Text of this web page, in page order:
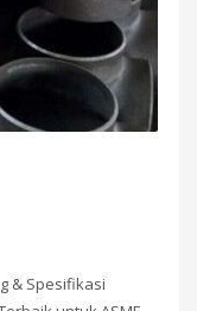
& Spesifikasi